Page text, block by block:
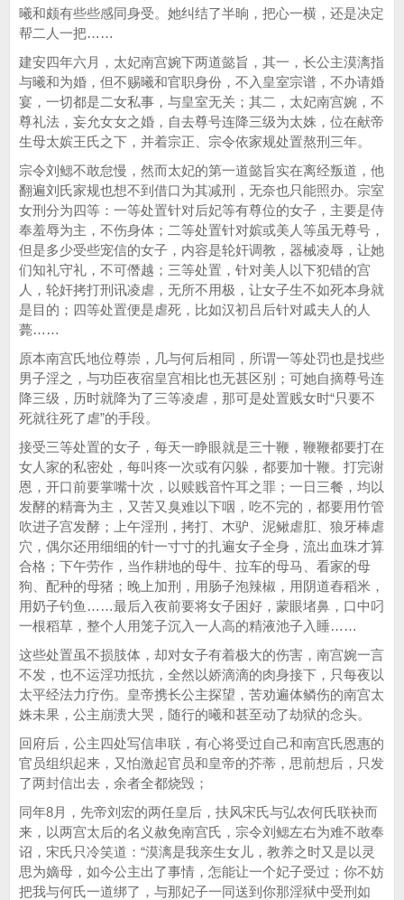
曦和颇有些些感同身受。她纠结了半晌，把心一横，还是决定
帮二人一把……
建安四年六月，太妃南宫婉下两道懿旨，其一，长公主漠漓指
与曦和为婚，但不赐曦和官职身份，不入皇室宗谱，不办请婚
宴，一切都是二女私事，与皇室无关；其二，太妃南宫婉，不
尊礼法，妄允女女之婚，自去尊号连降三级为太姝，位在献帝
生母太嫔王氏之下，并着宗正、宗令依家规处置熬刑三年。
宗令刘鳃不敢怠慢，然而太妃的第一道懿旨实在离经叛道，他
翻遍刘氏家规也想不到借口为其减刑，无奈也只能照办。宗室
女刑分为四等：一等处置针对后妃等有尊位的女子，主要是侍
奉羞辱为主，不伤身体；二等处置针对嫔或美人等虽无尊号，
但是多少受些宠信的女子，内容是轮奸调教，器械凌辱，让她
们知礼守礼，不可僭越；三等处置，针对美人以下犯错的宫
人，轮奸拷打刑讯凌虐，无所不用极，让女子生不如死本身就
是目的；四等处置便是虐死，比如汉初吕后针对戚夫人的人
薨……
原本南宫氏地位尊崇，几与何后相同，所谓一等处罚也是找些
男子淫之，与功臣夜宿皇宫相比也无甚区别；可她自摘尊号连
降三级，历时就降为了三等凌虐，那可是处置贱女时“只要不
死就往死了虐”的手段。
接受三等处置的女子，每天一睁眼就是三十鞭，鞭鞭都要打在
女人家的私密处，每叫疼一次或有闪躲，都要加十鞭。打完谢
恩，开口前要掌嘴十次，以赎贱音忤耳之罪；一日三餐，均以
发酵的精膏为主，又苦又臭难以下咽，吃不完的，都要用竹管
吹进子宫发酵；上午淫刑，拷打、木驴、泥鳅虐肛、狼牙棒虐
穴，偶尔还用细细的针一寸寸的扎遍女子全身，流出血珠才算
合格；下午劳作，当作耕地的母牛、拉车的母马、看家的母
狗、配种的母猪；晚上加刑，用肠子泡辣椒，用阴道舂稻米，
用奶子钓鱼……最后入夜前要将女子困好，蒙眼堵鼻，口中叼
一根稻草，整个人用笼子沉入一人高的精液池子入睡……
这些处置虽不损肢体，却对女子有着极大的伤害，南宫婉一言
不发，也不运淫功抵抗，全然以娇滴滴的肉身接下，只每夜以
太平经法力疗伤。皇帝携长公主探望，苦劝遍体鳞伤的南宫太
姝未果，公主崩溃大哭，随行的曦和甚至动了劫狱的念头。
回府后，公主四处写信串联，有心将受过自己和南宫氏恩惠的
官员组织起来，又怕激起官员和皇帝的芥蒂，思前想后，只发
了两封信出去，余者全都烧毁；
同年8月，先帝刘宏的两任皇后，扶风宋氏与弘农何氏联袂而
来，以两宫太后的名义赦免南宫氏，宗令刘鳃左右为难不敢奉
诏，宋氏只冷笑道：“漠漓是我亲生女儿，教养之时又是以灵
思为嫡母，如今公主出了事情，怎能让一个妃子受过；你不妨
把我与何氏一道绑了，与那妃子一同送到你那淫狱中受刑如